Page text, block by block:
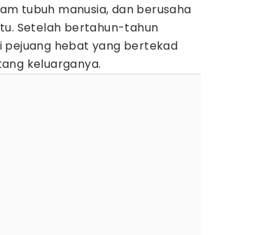
tubuh manusia, dan berusaha
Setelah bertahun-tahun
pejuang hebat yang bertekad
keluarganya.